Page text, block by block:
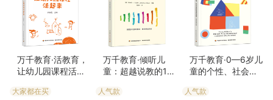
万千教育·活教育，
让幼儿园课程活起
大家都在买
万千教育·倾听儿
童：超越说教的12
人气款
万千教育·0—6岁儿
童的个性、社会性
论到实践
人气款